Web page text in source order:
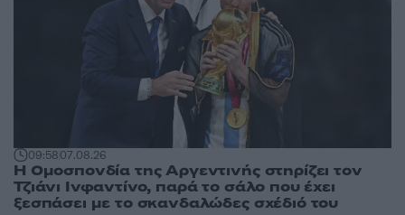
09:5807.08.26
Η Ομοσπονδία της Αργεντινής στηρίζει τον
Τζιάνι Ινφαντίνο, παρά το σάλο που έχει
ξεσπάσει με το σκανδαλώδες σχέδιό του